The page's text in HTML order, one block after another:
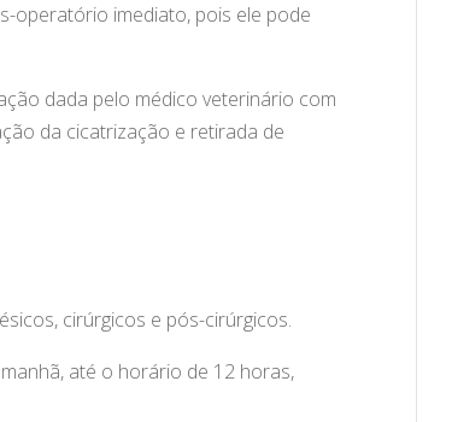
operatório imediato, pois ele pode
dada pelo médico veterinário com
da cicatrização e retirada de
cirúrgicos e pós-cirúrgicos.
até o horário de 12 horas,